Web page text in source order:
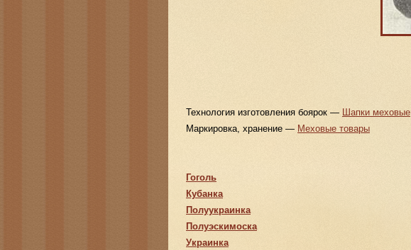
Технология изготовления боярок — Шапки меховые
Маркировка, хранение — Меховые товары
Гоголь
Кубанка
Полуукраинка
Полуэскимоска
Украинка